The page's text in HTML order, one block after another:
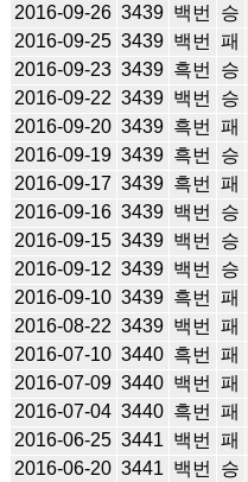
2016-09-26 3439 백번 승
2016-09-25 3439 백번 패
2016-09-23 3439 흑번 승
2016-09-22 3439 백번 승
2016-09-20 3439 흑번 패
2016-09-19 3439 흑번 승
2016-09-17 3439 흑번 패
2016-09-16 3439 백번 승
2016-09-15 3439 백번 승
2016-09-12 3439 백번 승
2016-09-10 3439 흑번 패
2016-08-22 3439 백번 패
2016-07-10 3440 흑번 패
2016-07-09 3440 백번 패
2016-07-04 3440 흑번 패
2016-06-25 3441 백번 패
2016-06-20 3441 백번 승